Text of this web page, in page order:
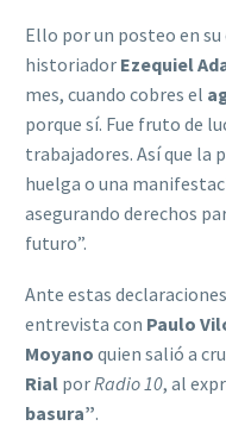
Ello por un posteo en su
historiador Ezequiel
mes, cuando cobres el
porque sí. Fue fruto de
trabajadores. Así que la
huelga o una
asegurando derechos
futuro”.
Ante estas
entrevista con Paulo
Moyano quien salió a
Rial porRadio 10, al
basura”.